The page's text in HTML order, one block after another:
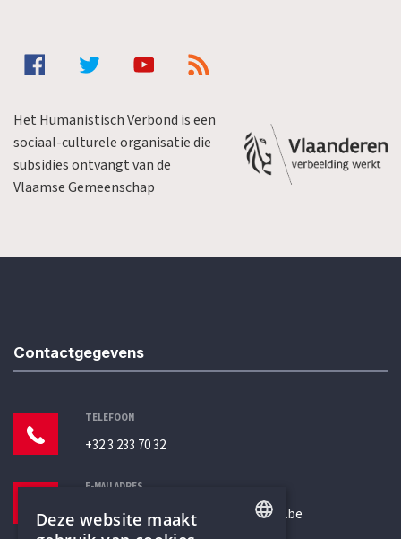
Het Humanistisch Verbond is een
sociaal-culturele organisatie die
subsidies ontvangt van de
Vlaamse Gemeenschap
Contactgegevens
TELEFOON
+32 3 233 70 32
E-MAILADRES
secretariaat@humanistischverbond.be
Deze website maakt